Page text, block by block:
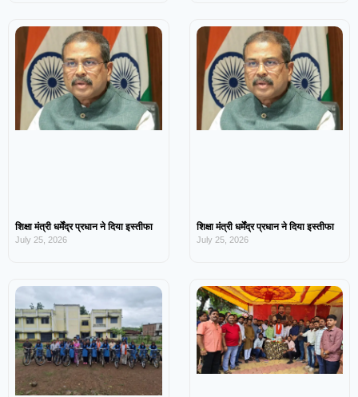
शिक्षा मंत्री धर्मेंद्र प्रधान ने दिया इस्तीफा
July 25, 2026
शिक्षा मंत्री धर्मेंद्र प्रधान ने दिया इस्तीफा
July 25, 2026